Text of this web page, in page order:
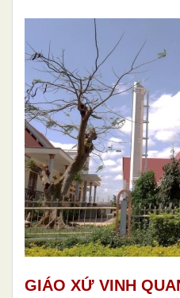
GIÁO XỨ VINH